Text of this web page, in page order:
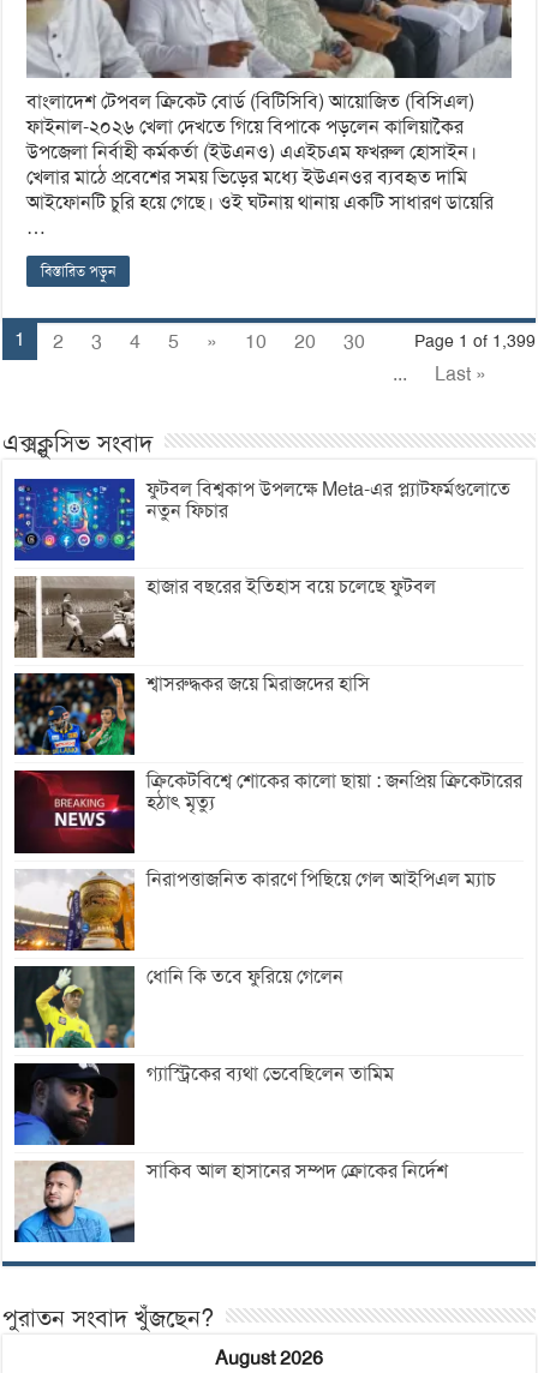
বাংলাদেশ টেপবল ক্রিকেট বোর্ড (বিটিসিবি) আয়োজিত (বিসিএল)
ফাইনাল-২০২৬ খেলা দেখতে গিয়ে বিপাকে পড়লেন কালিয়াকৈর
উপজেলা নির্বাহী কর্মকর্তা (ইউএনও) এএইচএম ফখরুল হোসাইন।
খেলার মাঠে প্রবেশের সময় ভিড়ের মধ্যে ইউএনওর ব্যবহৃত দামি
আইফোনটি চুরি হয়ে গেছে। ওই ঘটনায় থানায় একটি সাধারণ ডায়েরি
…
বিস্তারিত পড়ুন
Page 1 of 1,399
1 2 3 4 5 » 10 20
30
...
Last »
এক্সক্লুসিভ সংবাদ
ফুটবল বিশ্বকাপ উপলক্ষে Meta-এর প্ল্যাটফর্মগুলোতে
নতুন ফিচার
হাজার বছরের ইতিহাস বয়ে চলেছে ফুটবল
শ্বাসরুদ্ধকর জয়ে মিরাজদের হাসি
ক্রিকেটবিশ্বে শোকের কালো ছায়া : জনপ্রিয় ক্রিকেটারের
হঠাৎ মৃত্যু
নিরাপত্তাজনিত কারণে পিছিয়ে গেল আইপিএল ম্যাচ
ধোনি কি তবে ফুরিয়ে গেলেন
গ্যাস্ট্রিকের ব্যথা ভেবেছিলেন তামিম
সাকিব আল হাসানের সম্পদ ক্রোকের নির্দেশ
পুরাতন সংবাদ খুঁজছেন?
August 2026